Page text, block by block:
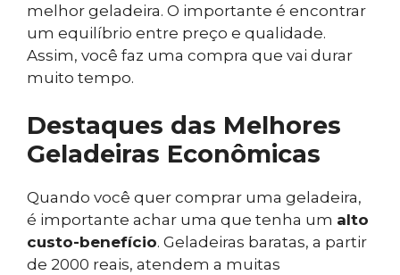
melhor geladeira. O importante é encontrar
um equilíbrio entre preço e qualidade.
Assim, você faz uma compra que vai durar
muito tempo.
Destaques das Melhores
Geladeiras Econômicas
Quando você quer comprar uma geladeira,
é importante achar uma que tenha um alto
custo-benefício. Geladeiras baratas, a partir
de 2000 reais, atendem a muitas